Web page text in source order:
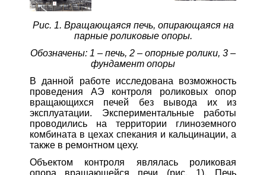
Рис. 1. Вращающаяся печь, опирающаяся на
парные роликовые опоры.
Обозначены: 1 – печь, 2 – опорные ролики, 3 –
фундамент опоры
В данной работе исследована возможность
проведения АЭ контроля роликовых опор
вращающихся печей без вывода их из
эксплуатации. Экспериментальные работы
проводились на территории глиноземного
комбината в цехах спекания и кальцинации, а
также в ремонтном цеху.
Объектом контроля являлась роликовая